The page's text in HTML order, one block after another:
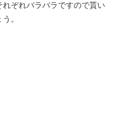
ぞれバラバラですので貰い
。